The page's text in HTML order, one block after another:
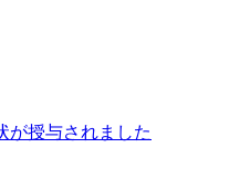
が授与されました